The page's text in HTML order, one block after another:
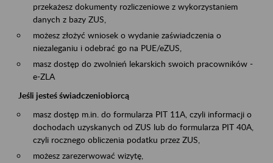
przekażesz dokumenty rozliczeniowe z wykorzystaniem
danych z bazy ZUS,
możesz złożyć wniosek o wydanie zaświadczenia o
niezaleganiu i odebrać go na PUE/eZUS,
masz dostęp do zwolnień lekarskich swoich pracowników -
e-ZLA
Jeśli jesteś świadczeniobiorcą
masz dostęp m.in. do formularza PIT 11A, czyli informacji o
dochodach uzyskanych od ZUS lub do formularza PIT 40A,
czyli rocznego obliczenia podatku przez ZUS,
możesz zarezerwować wizytę,